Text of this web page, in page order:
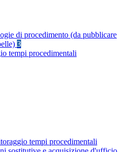
di procedimento (da pubblicare
3
tempi procedimentali
tempi procedimentali